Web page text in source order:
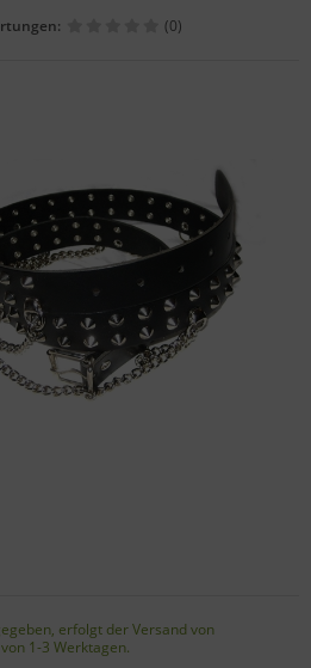
(0)
erfolgt der Versand von
1-3 Werktagen.